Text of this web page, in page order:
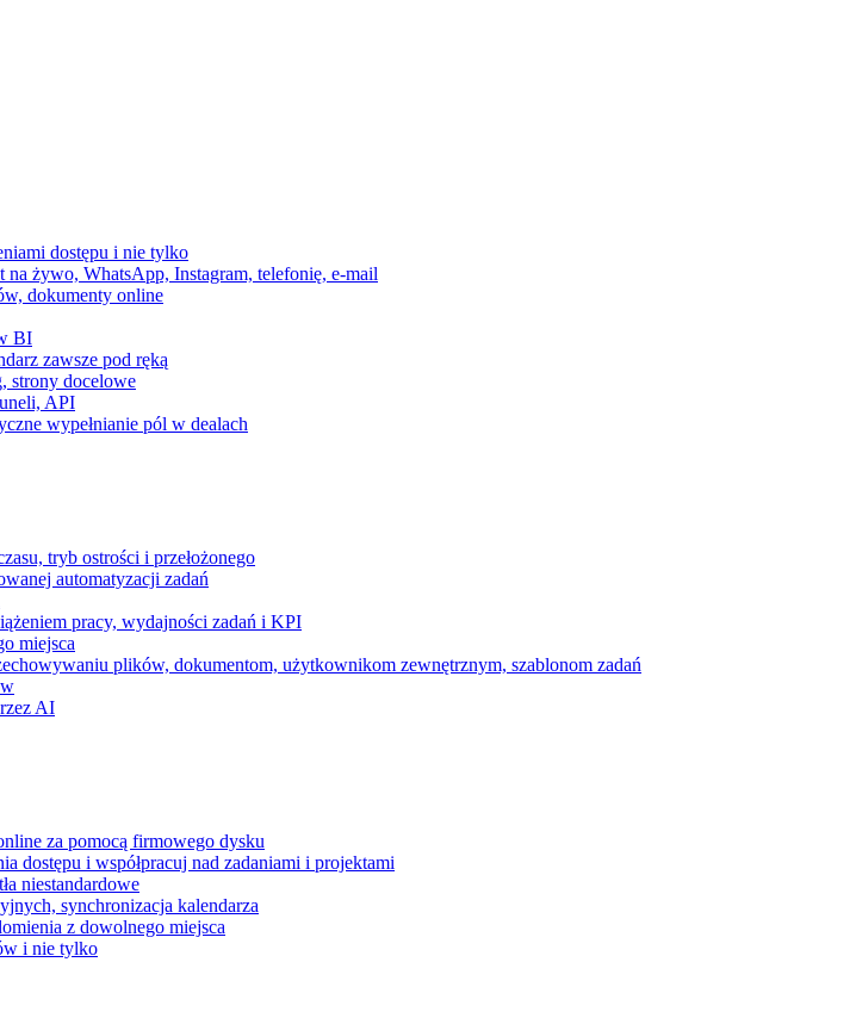
dostępu i nie tylko
żywo, WhatsApp, Instagram, telefonię, e-mail
dokumenty online
BI
zawsze pod ręką
strony docelowe
API
wypełnianie pól w dealach
tryb ostrości i przełożonego
automatyzacji zadań
pracy, wydajności zadań i KPI
miejsca
plików, dokumentom, użytkownikom zewnętrznym, szablonom zadań
AI
za pomocą firmowego dysku
dostępu i współpracuj nad zadaniami i projektami
niestandardowe
synchronizacja kalendarza
z dowolnego miejsca
i nie tylko